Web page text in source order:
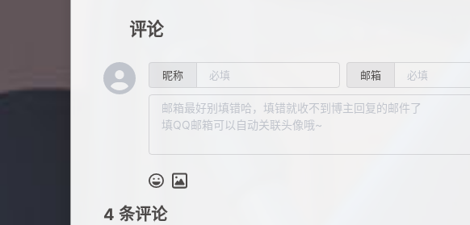
评论
昵称 邮箱
4 条评论